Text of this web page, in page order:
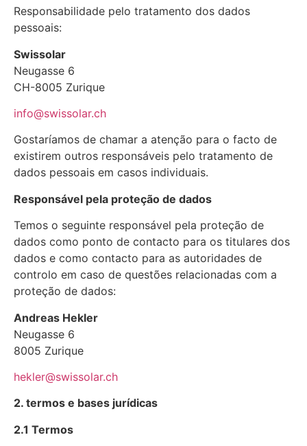
Responsabilidade pelo tratamento dos dados
pessoais:
Swissolar
Neugasse 6
CH-8005 Zurique
info@swissolar.ch
Gostaríamos de chamar a atenção para o facto de
existirem outros responsáveis pelo tratamento de
dados pessoais em casos individuais.
Responsável pela proteção de dados
Temos o seguinte responsável pela proteção de
dados como ponto de contacto para os titulares dos
dados e como contacto para as autoridades de
controlo em caso de questões relacionadas com a
proteção de dados:
Andreas Hekler
Neugasse 6
8005 Zurique
hekler@swissolar.ch
2. termos e bases jurídicas
2.1 Termos